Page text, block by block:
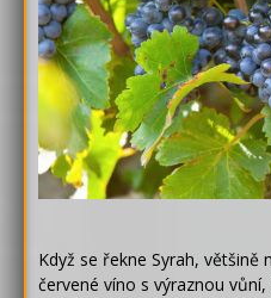
Když se řekne Syrah, většině
červené víno s výraznou